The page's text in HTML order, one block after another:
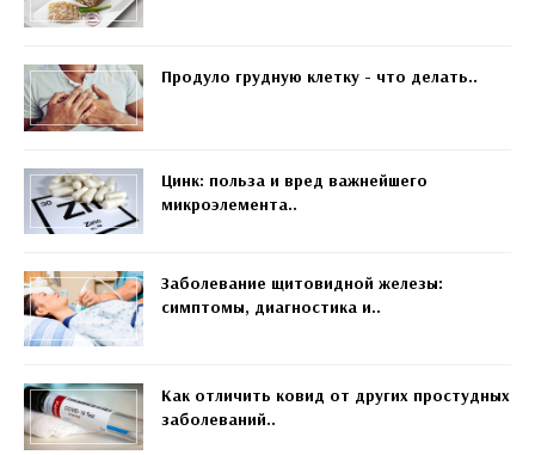
Продуло грудную клетку - что делать..
Цинк: польза и вред важнейшего
микроэлемента..
Заболевание щитовидной железы:
симптомы, диагностика и..
Как отличить ковид от других простудных
заболеваний..